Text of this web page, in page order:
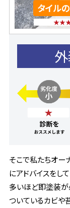
タイル
そこで私たちオー
にアドバイスをし
多いほど即塗装が
ついているカビや